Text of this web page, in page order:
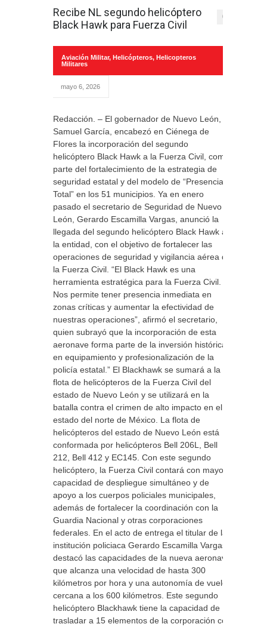
Recibe NL segundo helicóptero
Black Hawk para Fuerza Civil
0
Aviación Militar, Helicópteros, Helicopteros
Militares
mayo 6, 2026
Redacción. – El gobernador de Nuevo León,
Samuel García, encabezó en Ciénega de
Flores la incorporación del segundo
helicóptero Black Hawk a la Fuerza Civil, como
parte del fortalecimiento de la estrategia de
seguridad estatal y del modelo de “Presencia
Total” en los 51 municipios. Ya en enero
pasado el secretario de Seguridad de Nuevo
León, Gerardo Escamilla Vargas, anunció la
llegada del segundo helicóptero Black Hawk a
la entidad, con el objetivo de fortalecer las
operaciones de seguridad y vigilancia aérea de
la Fuerza Civil. “El Black Hawk es una
herramienta estratégica para la Fuerza Civil.
Nos permite tener presencia inmediata en
zonas críticas y aumentar la efectividad de
nuestras operaciones”, afirmó el secretario,
quien subrayó que la incorporación de esta
aeronave forma parte de la inversión histórica
en equipamiento y profesionalización de la
policía estatal.” El Blackhawk se sumará a la
flota de helicópteros de la Fuerza Civil del
estado de Nuevo León y se utilizará en la
batalla contra el crimen de alto impacto en el
estado del norte de México. La flota de
helicópteros del estado de Nuevo León está
conformada por helicópteros Bell 206L, Bell
212, Bell 412 y EC145. Con este segundo
helicóptero, la Fuerza Civil contará con mayor
capacidad de despliegue simultáneo y de
apoyo a los cuerpos policiales municipales,
además de fortalecer la coordinación con la
Guardia Nacional y otras corporaciones
federales. En el acto de entrega el titular de la
institución policiaca Gerardo Escamilla Vargas
destacó las capacidades de la nueva aeronave
que alcanza una velocidad de hasta 300
kilómetros por hora y una autonomía de vuelo
cercana a los 600 kilómetros. Este segundo
helicóptero Blackhawk tiene la capacidad de
trasladar a 15 elementos de la corporación con